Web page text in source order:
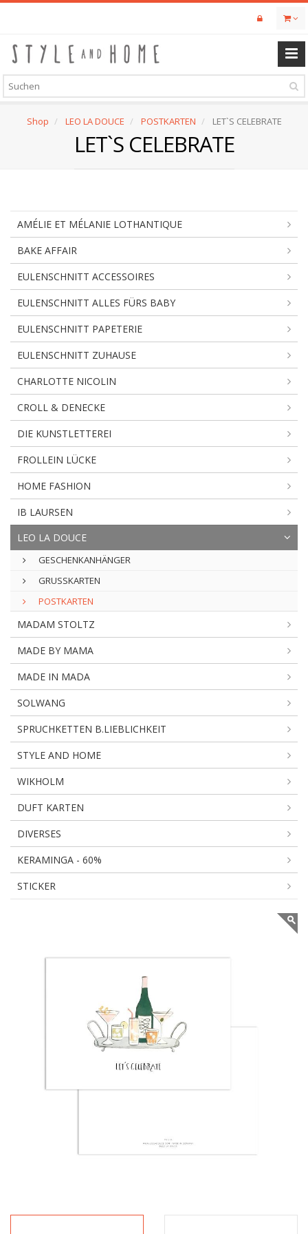
Skip
content
Shop LEO LA DOUCE POSTKARTEN LET`S CELEBRATE
LET`S CELEBRATE
AMÉLIE ET MÉLANIE LOTHANTIQUE
BAKE AFFAIR
EULENSCHNITT ACCESSOIRES
EULENSCHNITT ALLES FÜRS BABY
EULENSCHNITT PAPETERIE
EULENSCHNITT ZUHAUSE
CHARLOTTE NICOLIN
CROLL & DENECKE
DIE KUNSTLETTEREI
FROLLEIN LÜCKE
HOME FASHION
IB LAURSEN
LEO LA DOUCE
GESCHENKANHÄNGER
GRUSSKARTEN
POSTKARTEN
MADAM STOLTZ
MADE BY MAMA
MADE IN MADA
SOLWANG
SPRUCHKETTEN B.LIEBLICHKEIT
STYLE AND HOME
WIKHOLM
DUFT KARTEN
DIVERSES
KERAMINGA - 60%
STICKER